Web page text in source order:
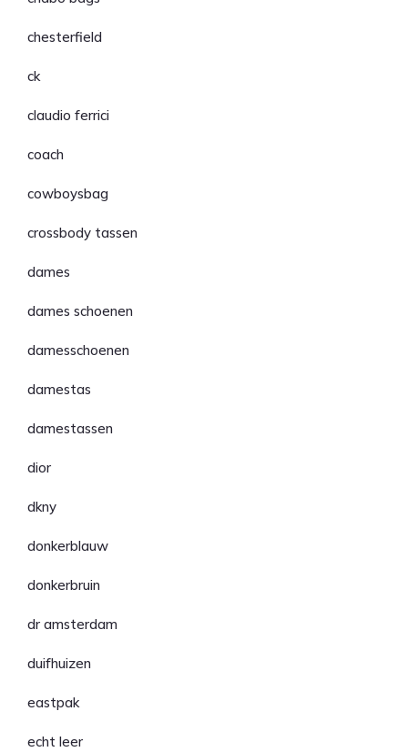
chesterfield
ck
claudio ferrici
coach
cowboysbag
crossbody tassen
dames
dames schoenen
damesschoenen
damestas
damestassen
dior
dkny
donkerblauw
donkerbruin
dr amsterdam
duifhuizen
eastpak
echt leer